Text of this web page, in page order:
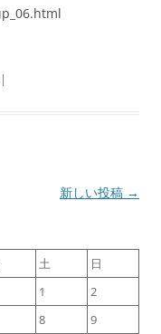
|
新しい投稿 →
土
日
1
2
8
9